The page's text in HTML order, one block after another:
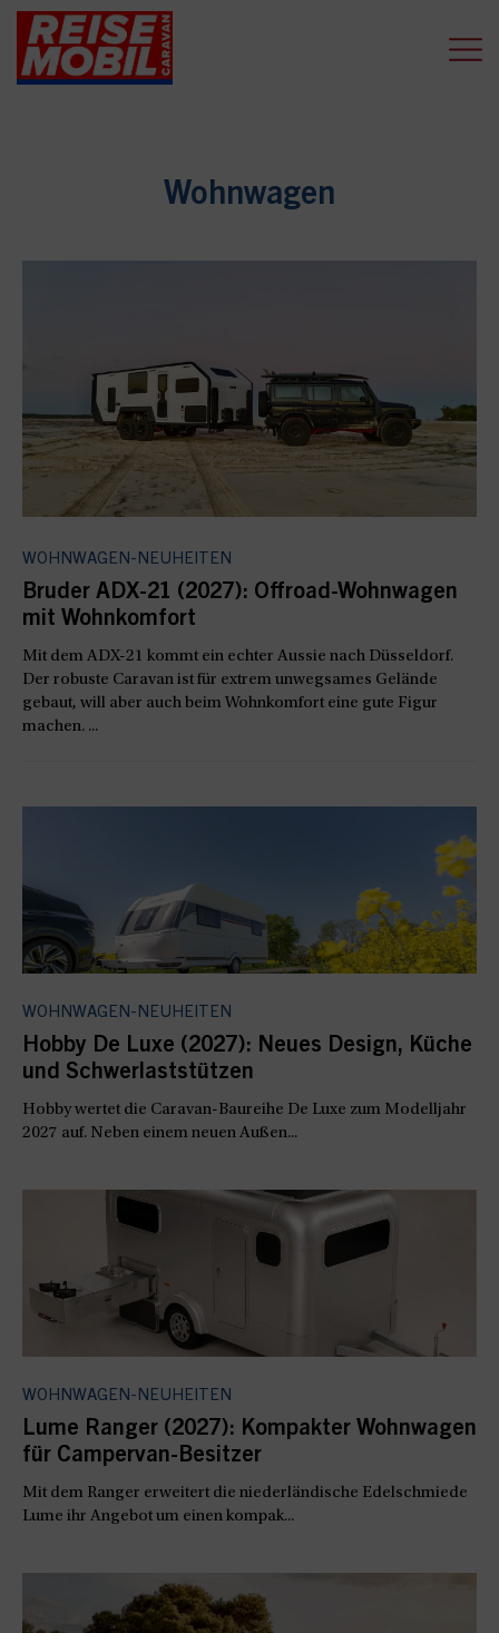
Wohnwagen
WOHNWAGEN-NEUHEITEN
Bruder ADX-21 (2027): Offroad-Wohnwagen
mit Wohnkomfort
Mit dem ADX-21 kommt ein echter Aussie nach Düsseldorf.
Der robuste Caravan ist für extrem unwegsames Gelände
gebaut, will aber auch beim Wohnkomfort eine gute Figur
machen. ...
WOHNWAGEN-NEUHEITEN
Hobby De Luxe (2027): Neues Design, Küche
und Schwerlaststützen
Hobby wertet die Caravan-Baureihe De Luxe zum Modelljahr
2027 auf. Neben einem neuen Außen...
WOHNWAGEN-NEUHEITEN
Lume Ranger (2027): Kompakter Wohnwagen
für Campervan-Besitzer
Mit dem Ranger erweitert die niederländische Edelschmiede
Lume ihr Angebot um einen kompak...